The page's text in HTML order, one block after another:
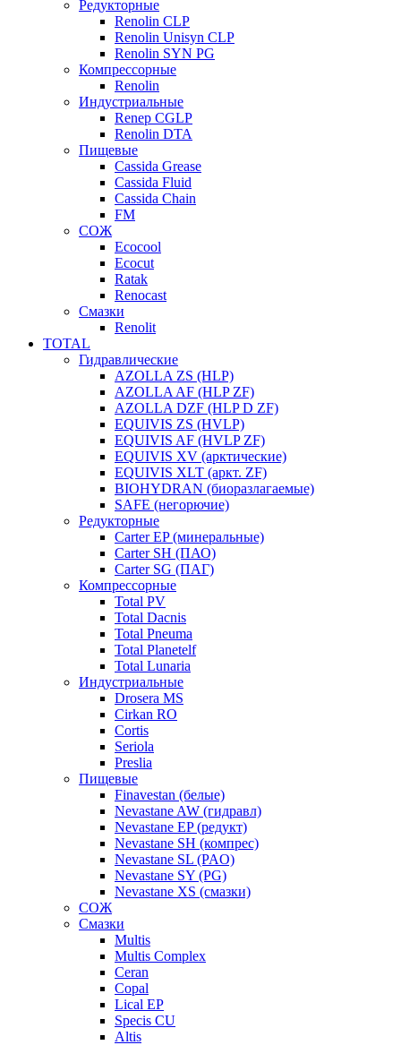
Редукторные
Renolin CLP
Renolin Unisyn CLP
Renolin SYN PG
Компрессорные
Renolin
Индустриальные
Renep CGLP
Renolin DTA
Пищевые
Cassida Grease
Cassida Fluid
Cassida Chain
FM
СОЖ
Ecocool
Ecocut
Ratak
Renocast
Смазки
Renolit
TOTAL
Гидравлические
AZOLLA ZS (HLP)
AZOLLA AF (HLP ZF)
AZOLLA DZF (HLP D ZF)
EQUIVIS ZS (HVLP)
EQUIVIS AF (HVLP ZF)
EQUIVIS XV (арктические)
EQUIVIS XLT (аркт. ZF)
BIOHYDRAN (биоразлагаемые)
SAFE (негорючие)
Редукторные
Carter EP (минеральные)
Carter SH (ПАО)
Carter SG (ПАГ)
Компрессорные
Total PV
Total Dacnis
Total Pneuma
Total Planetelf
Total Lunaria
Индустриальные
Drosera MS
Cirkan RO
Cortis
Seriola
Preslia
Пищевые
Finavestan (белые)
Nevastane AW (гидравл)
Nevastane EP (редукт)
Nevastane SH (компрес)
Nevastane SL (PAO)
Nevastane SY (PG)
Nevastane XS (смазки)
СОЖ
Смазки
Multis
Multis Complex
Ceran
Copal
Lical EP
Specis CU
Altis